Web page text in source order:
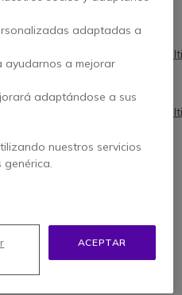
www.onedirect.es/productos/
4-conexiones-
www.onedirect.es/productos/
con-alargo
No
adaptadas a
ayudarnos a mejorar
adaptándose a sus
nuestros servicios
genérica.
ACEPTAR